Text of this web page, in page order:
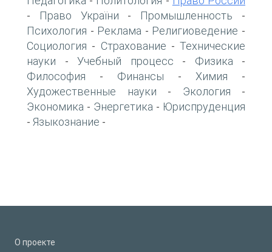
- Право України - Промышленность -
Психология - Реклама - Религиоведение -
Социология - Страхование - Технические
науки - Учебный процесс - Физика -
Философия - Финансы - Химия -
Художественные науки - Экология -
Экономика - Энергетика - Юриспруденция
- Языкознание -
О проекте